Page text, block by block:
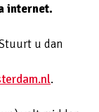
internet.
u dan
.